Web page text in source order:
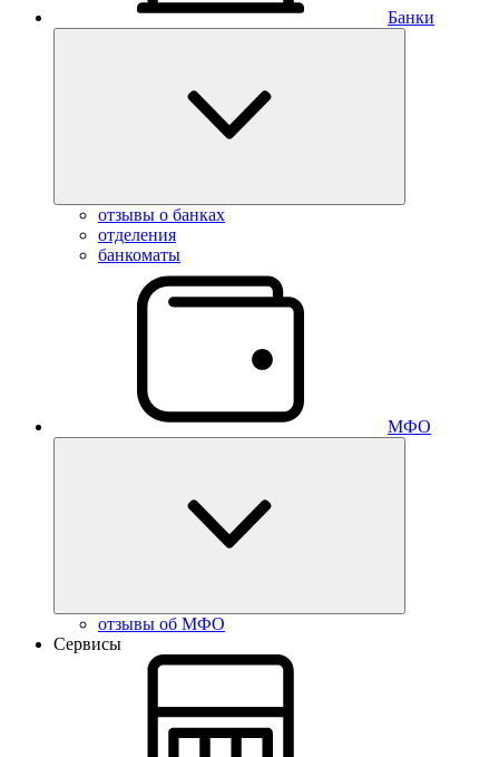
Банки
отзывы о банках
отделения
банкоматы
МФО
отзывы об МФО
Сервисы